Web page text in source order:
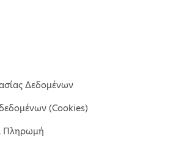
Δεδομένων
(Cookies)
Πληρωμή